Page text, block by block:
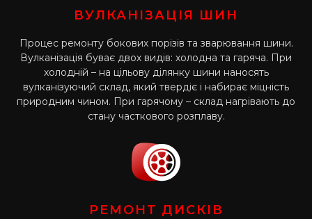
ВУЛКАНІЗАЦІЯ ШИН
Процес ремонту бокових порізів та зварювання шини.
Вулканізація буває двох видів: холодна та гаряча. При
холодній – на цільову ділянку шини наносять
вулканізуючий склад, який твердіє і набирає міцність
природним чином. При гарячому – склад нагрівають до
стану часткового розплаву.
РЕМОНТ ДИСКІВ